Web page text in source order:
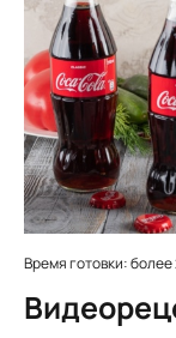
Время готовки: более